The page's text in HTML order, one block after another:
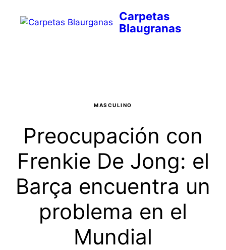
MASCULINO
Preocupación con
Frenkie De Jong: el
Barça encuentra un
problema en el
Mundial